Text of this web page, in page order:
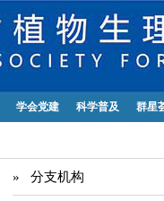
学会党建 科学普及 群星
» 分支机构